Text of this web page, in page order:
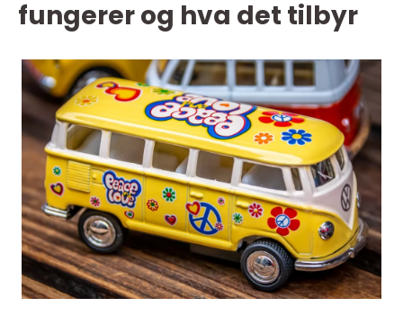
fungerer og hva det tilbyr